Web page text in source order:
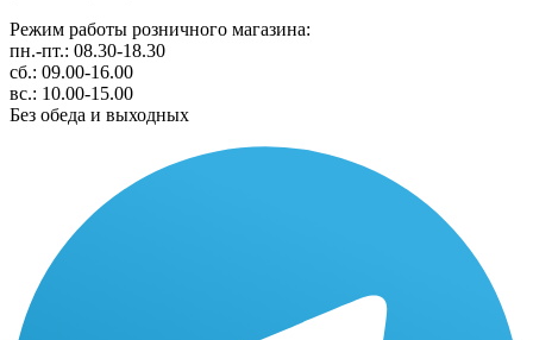
Режим работы розничного магазина:
пн.-пт.: 08.30-18.30
сб.: 09.00-16.00
вс.: 10.00-15.00
Без обеда и выходных